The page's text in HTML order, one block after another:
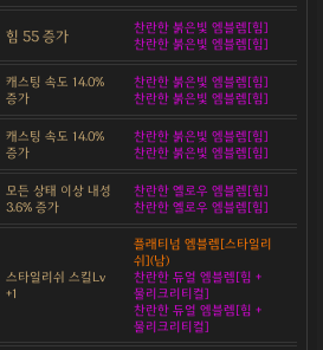
힘 55 증가
찬란한 붉은빛 엠블렘[힘]
찬란한 붉은빛 엠블렘[힘]
캐스팅 속도 14.0%
증가
찬란한 붉은빛 엠블렘[힘]
찬란한 붉은빛 엠블렘[힘]
캐스팅 속도 14.0%
증가
찬란한 붉은빛 엠블렘[힘]
찬란한 붉은빛 엠블렘[힘]
모든 상태 이상 내성
3.6% 증가
찬란한 옐로우 엠블렘[힘]
찬란한 옐로우 엠블렘[힘]
스타일리쉬 스킬Lv
+1
플래티넘 엠블렘[스타일리
쉬](남)
찬란한 듀얼 엠블렘[힘 +
물리크리티컬]
찬란한 듀얼 엠블렘[힘 +
물리크리티컬]